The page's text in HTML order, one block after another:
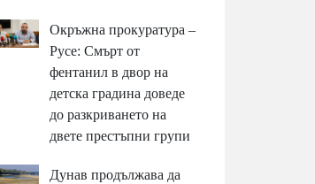
Окръжна прокуратура –
Русе: Смърт от
фентанил в двор на
детска градина доведе
до разкриването на
двете престъпни групи
Дунав продължава да